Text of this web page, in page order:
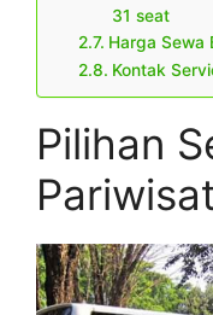
31 seat
Harga Sewa
Kontak
Pilihan